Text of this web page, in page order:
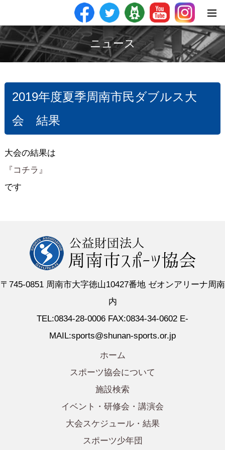
ニュース
2019年度夏季周南市民ダブルス大
会 結果
大会の結果は
『コチラ』
です
〒745-0851 周南市大字徳山10427番地 ゼオンアリーナ周南
内
TEL:0834-28-0006 FAX:0834-34-0602 E-
MAIL:sports@shunan-sports.or.jp
ホーム
スポーツ協会について
施設検索
イベント・研修会・講演会
大会スケジュール・結果
スポーツ少年団